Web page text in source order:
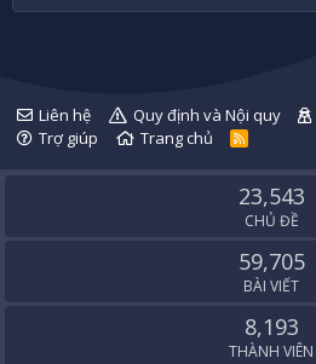
Liên hệ Quy định và Nội quy
Trợ giúp
Trang chủ
R
S
23,543
CHỦ ĐỀ
59,705
BÀI VIẾT
8,193
THÀNH VIÊN